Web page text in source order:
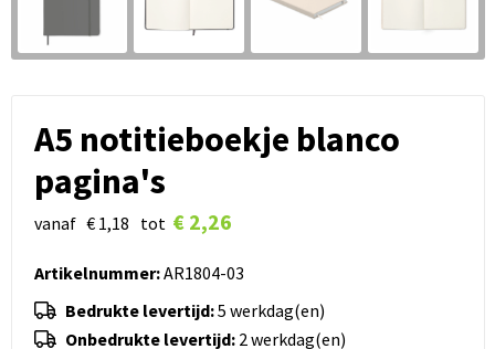
A5 notitieboekje blanco
pagina's
vanaf € 1,18 tot € 2,26
Artikelnummer:AR1804-03
Bedrukte levertijd:5 werkdag(en)
Onbedrukte levertijd: 2 werkdag(en)